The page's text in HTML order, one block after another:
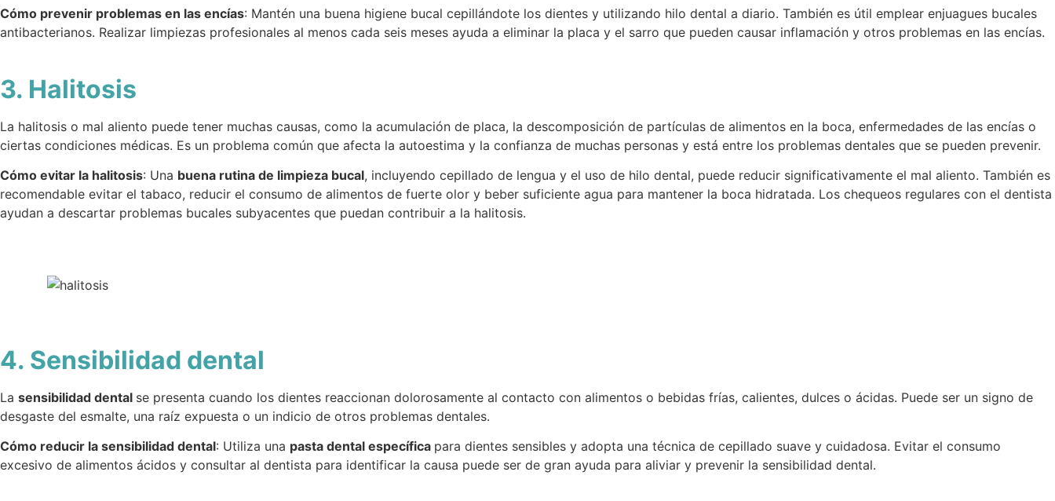
Cómo prevenir problemas en las encías: Mantén una buena higiene bucal cepillándote los dientes y utilizando hilo dental a diario. También es útil emplear enjuagues bucales
antibacterianos. Realizar limpiezas profesionales al menos cada seis meses ayuda a eliminar la placa y el sarro que pueden causar inflamación y otros problemas en las encías.
3. Halitosis
La halitosis o mal aliento puede tener muchas causas, como la acumulación de placa, la descomposición de partículas de alimentos en la boca, enfermedades de las encías o
ciertas condiciones médicas. Es un problema común que afecta la autoestima y la confianza de muchas personas y está entre los problemas dentales que se pueden prevenir.
Cómo evitar la halitosis: Una buena rutina de limpieza bucal, incluyendo cepillado de lengua y el uso de hilo dental, puede reducir significativamente el mal aliento. También es
recomendable evitar el tabaco, reducir el consumo de alimentos de fuerte olor y beber suficiente agua para mantener la boca hidratada. Los chequeos regulares con el dentista
ayudan a descartar problemas bucales subyacentes que puedan contribuir a la halitosis.
4. Sensibilidad dental
La sensibilidad dental se presenta cuando los dientes reaccionan dolorosamente al contacto con alimentos o bebidas frías, calientes, dulces o ácidas. Puede ser un signo de
desgaste del esmalte, una raíz expuesta o un indicio de otros problemas dentales.
Cómo reducir la sensibilidad dental: Utiliza una pasta dental específica para dientes sensibles y adopta una técnica de cepillado suave y cuidadosa. Evitar el consumo
excesivo de alimentos ácidos y consultar al dentista para identificar la causa puede ser de gran ayuda para aliviar y prevenir la sensibilidad dental.